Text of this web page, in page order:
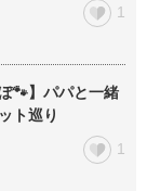
1
🐾】パパと一緒
ト巡り
1